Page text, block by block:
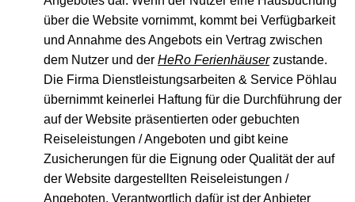
über die Website vornimmt, kommt bei Verfügbarkeit
und Annahme des Angebots ein Vertrag zwischen
dem Nutzer und der HeRo Ferienhäuserzustande.
Die Firma Dienstleistungsarbeiten & Service Pöhlau
übernimmt keinerlei Haftung für die Durchführung der
auf der Website präsentierten oder gebuchten
Reiseleistungen / Angeboten und gibt keine
Zusicherungen für die Eignung oder Qualität der auf
der Website dargestellten Reiseleistungen /
Angeboten. Verantwortlich dafür ist der Anbieter